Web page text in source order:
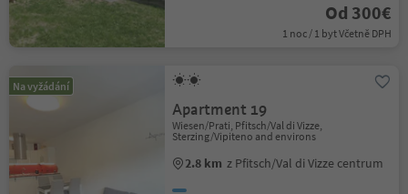
Od 300€
1 noc / 1 byt Včetně DPH
Na vyžádání
Apartment 19
Wiesen/Prati, Pfitsch/Val di Vizze,
Sterzing/Vipiteno and environs
2.8 km z Pfitsch/Val di Vizze centrum